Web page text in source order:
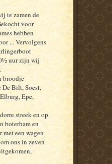
te zamen de
voor
hebben
... Vervolgens
uur zijn wij
broodje
De Bilt, Soest,
Epe,
streek en op
boterham en
een wagen
ons in zeven